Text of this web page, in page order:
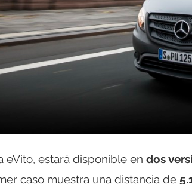
eVito, estará disponible en dos
caso muestra una distancia de